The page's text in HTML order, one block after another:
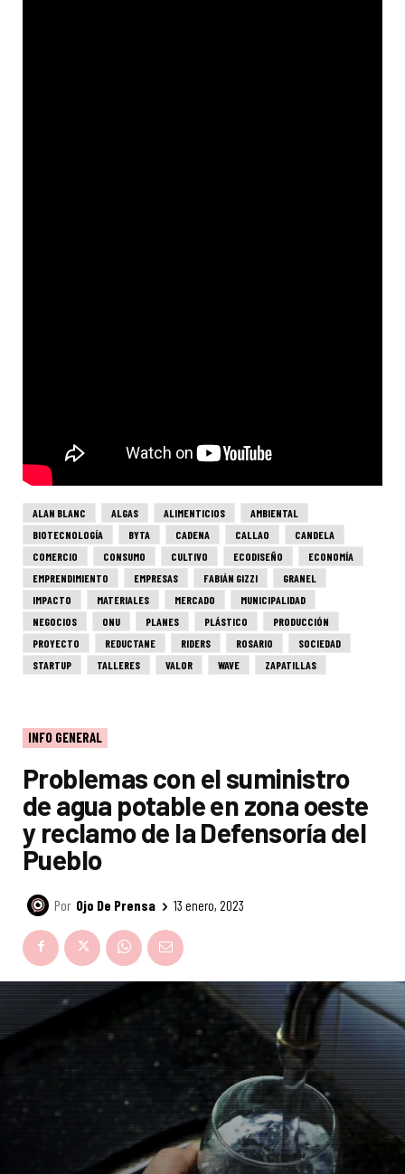
ALAN BLANC ALGAS ALIMENTICIOS
AMBIENTAL
BIOTECNOLOGÍA
BYTA CADENA CALLAO
CANDELA
COMERCIO
CONSUMO CULTIVO ECODISEÑO
ECONOMÍA
EMPRENDIMIENTO
EMPRESAS FABIÁN GIZZI
GRANEL
IMPACTO
MATERIALES MERCADO
MUNICIPALIDAD
NEGOCIOS
ONU PLANES PLÁSTICO
PRODUCCIÓN
PROYECTO
REDUCTANE RIDERS ROSARIO
SOCIEDAD
STARTUP
TALLERES VALOR WAVE ZAPATILLAS